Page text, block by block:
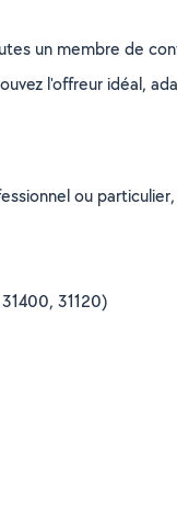
un membre de
l'offreur idéal,
ou
31120)